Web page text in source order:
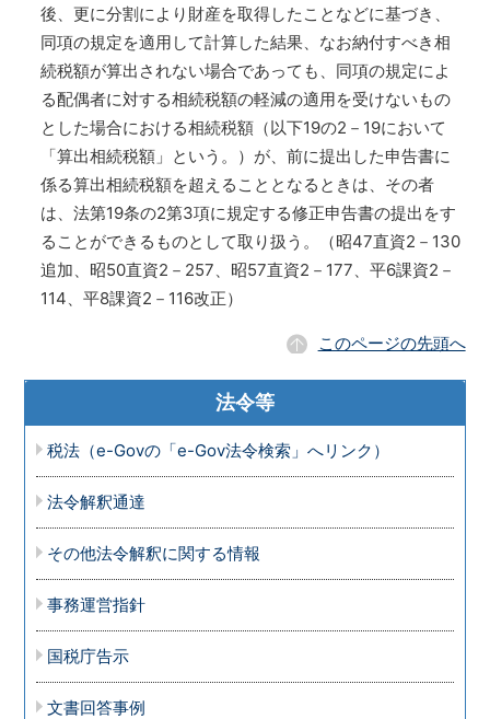
後、更に分割により財産を取得したことなどに基づき、
同項の規定を適用して計算した結果、なお納付すべき相
続税額が算出されない場合であっても、同項の規定によ
る配偶者に対する相続税額の軽減の適用を受けないもの
とした場合における相続税額（以下19の2－19において
「算出相続税額」という。）が、前に提出した申告書に
係る算出相続税額を超えることとなるときは、その者
は、法第19条の2第3項に規定する修正申告書の提出をす
ることができるものとして取り扱う。（昭47直資2－130
追加、昭50直資2－257、昭57直資2－177、平6課資2－
114、平8課資2－116改正）
このページの先頭へ
法令等
税法（e-Govの「e-Gov法令検索」へリンク）
法令解釈通達
その他法令解釈に関する情報
事務運営指針
国税庁告示
文書回答事例